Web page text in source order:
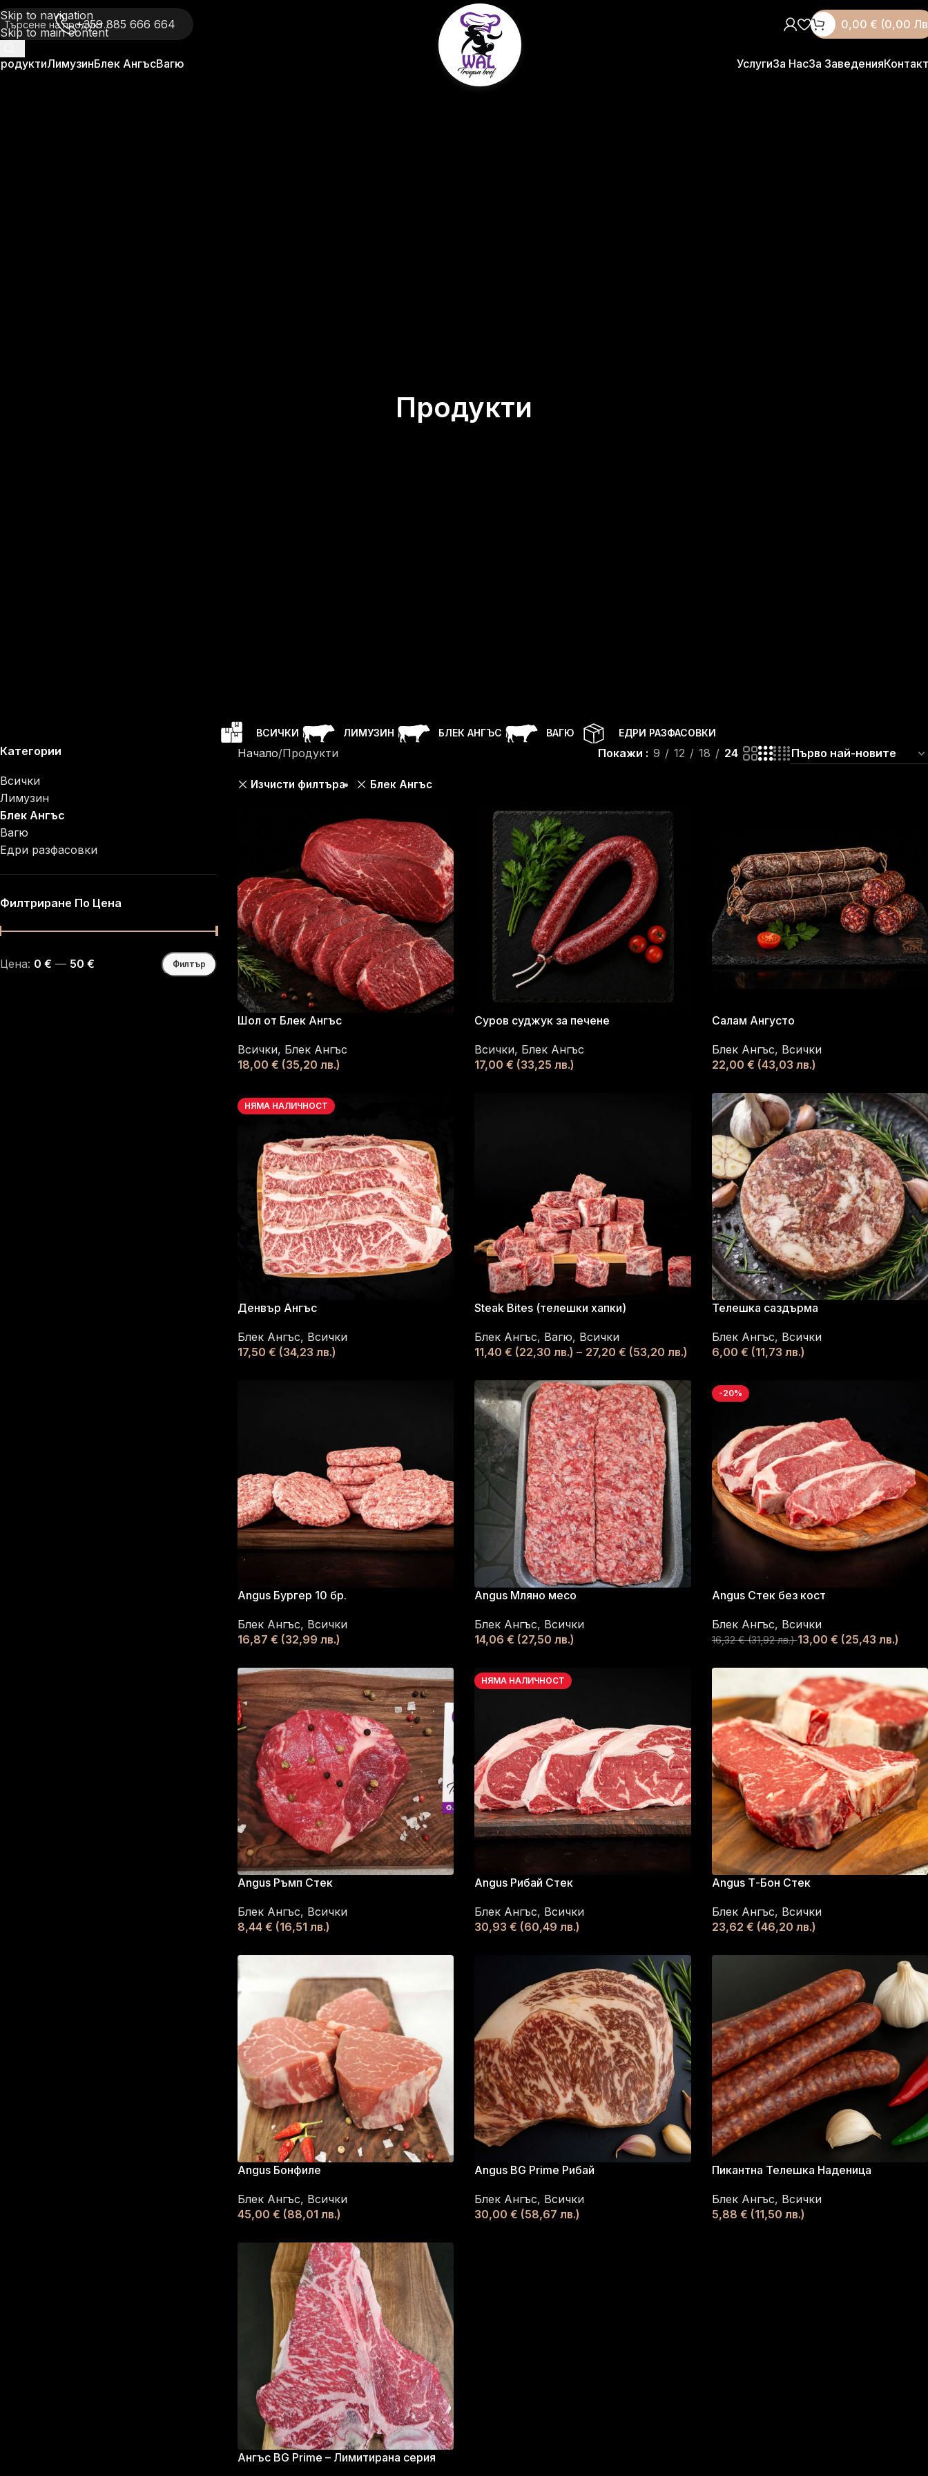
Skip to navigation
Skip to main content
+359 885 666 664 0,00 € (0,00
ЛимузинБлек АнгъсВагю УслугиЗа НасЗа Заведения
Продукти
ВСИЧКИ ЛИМУЗИН БЛЕК АНГЪС ВАГЮ ЕДРИ РАЗФАСОВКИ
Категории
Всички
Лимузин
Блек Ангъс
Вагю
Едри разфасовки
Филтриране По Цена
Филтър
Цена: 0 € — 50 €
Начало Продукти Покажи 9 12 18 24
Изчисти филтъра Блек Ангъс
Шол от Блек Ангъс
Всички, Блек Ангъс
18,00 € (35,20 лв.)
Суров суджук за печене
Всички, Блек Ангъс
17,00 € (33,25 лв.)
Салам Ангусто
Блек Ангъс, Всички
22,00 € (43,03 лв.)
НЯМА НАЛИЧНОСТ
Денвър Ангъс
Блек Ангъс, Всички
17,50 € (34,23 лв.)
Steak Bites (телешки хапки)
Блек Ангъс, Вагю, Всички
11,40 € (22,30 лв.) – 27,20 € (53,20 лв.)
Телешка саздърма
Блек Ангъс, Всички
6,00 € (11,73 лв.)
Angus Бургер 10 бр.
Блек Ангъс, Всички
16,87 € (32,99 лв.)
Angus Мляно месо
Блек Ангъс, Всички
14,06 € (27,50 лв.)
-20%
Angus Стек без кост
Блек Ангъс, Всички
16,32€(31,92 лв.)13,00 € (25,43 лв.)
Angus Ръмп Стек
Блек Ангъс, Всички
8,44 € (16,51 лв.)
НЯМА НАЛИЧНОСТ
Angus Рибай Стек
Блек Ангъс, Всички
30,93 € (60,49 лв.)
Angus Т-Бон Стек
Блек Ангъс, Всички
23,62 € (46,20 лв.)
Angus Бонфиле
Блек Ангъс, Всички
45,00 € (88,01 лв.)
Angus BG Prime Рибай
Блек Ангъс, Всички
30,00 € (58,67 лв.)
Пикантна Телешка Наденица
Блек Ангъс, Всички
5,88 € (11,50 лв.)
Ангъс BG Prime – Лимитирана серия